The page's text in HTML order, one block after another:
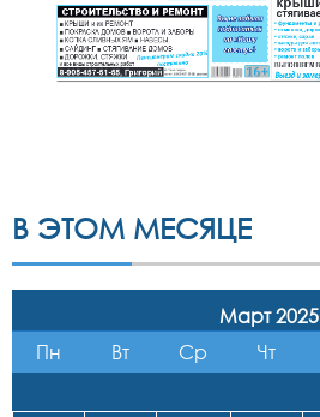
В ЭТОМ МЕСЯЦЕ
Март 2025
Пн
Вт Ср Чт